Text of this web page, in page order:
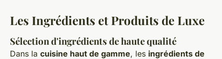
Les Ingrédients et Produits de Luxe
Sélection d'ingrédients de haute qualité
Dans la cuisine haut de gamme, les ingrédients de